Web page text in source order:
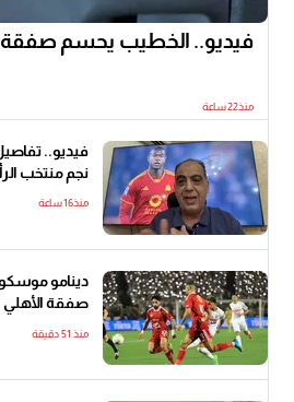
فيديو.. الخطيب يحسم صفقة
منذ22 ساعة
فيديو..
نجم منتخب
منذ16 ساعة
دينامو
صفقة الأهلي
منذ 51 دقيقة